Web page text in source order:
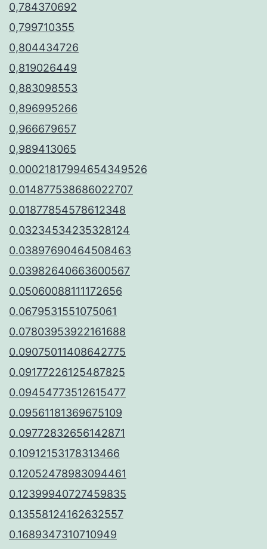
0,784370692
0,799710355
0,804434726
0,819026449
0,883098553
0,896995266
0,966679657
0,989413065
0.00021817994654349526
0.014877538686022707
0.01877854578612348
0.03234534235328124
0.03897690464508463
0.03982640663600567
0.05060088111172656
0.0679531551075061
0.07803953922161688
0.09075011408642775
0.09177226125487825
0.09454773512615477
0.09561181369675109
0.09772832656142871
0.10912153178313466
0.12052478983094461
0.12399940727459835
0.13558124162632557
0.1689347310710949